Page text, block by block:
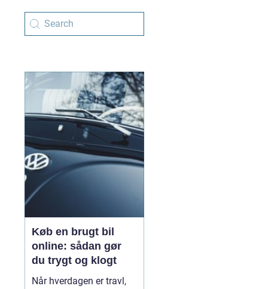
Køb en brugt bil
online: sådan gør
du trygt og klogt
Når hverdagen er travl,